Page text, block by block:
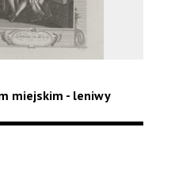
miejskim - leniwy